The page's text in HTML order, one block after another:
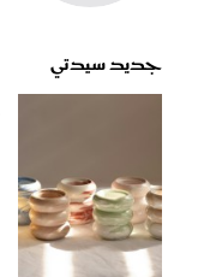
جديد سيدتي